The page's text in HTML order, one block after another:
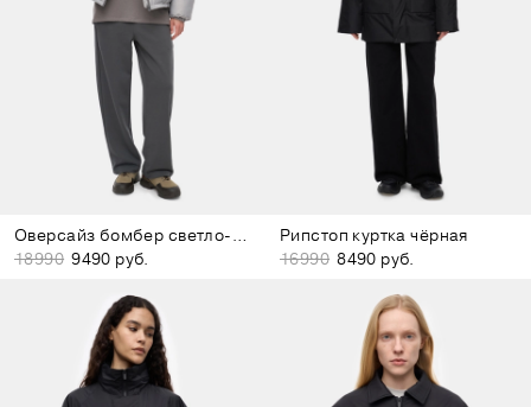
Оверсайз бомбер светло-серый
18990 9490 руб.
Рипстоп куртка чёрная
16990 8490 руб.